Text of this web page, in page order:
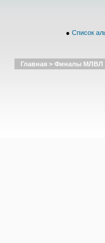
● Список
Главная > Финалы МЛВЛ